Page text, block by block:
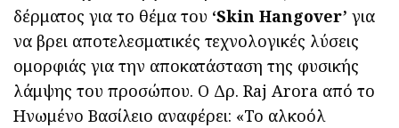
δέρματος για το θέμα του ‘Skin Hangover’ για
να βρει αποτελεσματικές τεχνολογικές λύσεις
ομορφιάς για την αποκατάσταση της φυσικής
λάμψης του προσώπου. Ο Δρ. Raj Arora από το
Ηνωμένο Βασίλειο αναφέρει: «Το αλκοόλ